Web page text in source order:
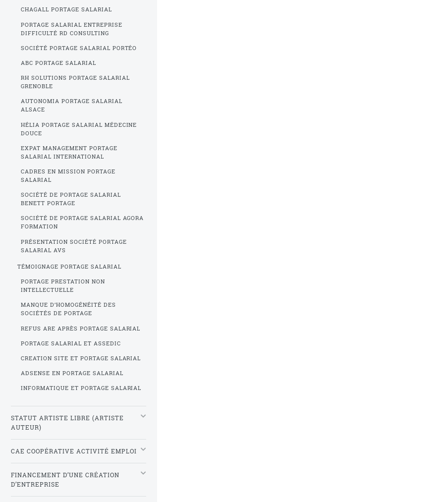
CHAGALL PORTAGE SALARIAL
PORTAGE SALARIAL ENTREPRISE
DIFFICULTÉ RD CONSULTING
SOCIÉTÉ PORTAGE SALARIAL PORTÉO
ABC PORTAGE SALARIAL
RH SOLUTIONS PORTAGE SALARIAL
GRENOBLE
AUTONOMIA PORTAGE SALARIAL
ALSACE
HÉLIA PORTAGE SALARIAL MÉDECINE
DOUCE
EXPAT MANAGEMENT PORTAGE
SALARIAL INTERNATIONAL
CADRES EN MISSION PORTAGE
SALARIAL
SOCIÉTÉ DE PORTAGE SALARIAL
BENETT PORTAGE
SOCIÉTÉ DE PORTAGE SALARIAL AGORA
FORMATION
PRÉSENTATION SOCIÉTÉ PORTAGE
SALARIAL AVS
TÉMOIGNAGE PORTAGE SALARIAL
PORTAGE PRESTATION NON
INTELLECTUELLE
MANQUE D’HOMOGÉNÉITÉ DES
SOCIÉTÉS DE PORTAGE
REFUS ARE APRÈS PORTAGE SALARIAL
PORTAGE SALARIAL ET ASSEDIC
CREATION SITE ET PORTAGE SALARIAL
ADSENSE EN PORTAGE SALARIAL
INFORMATIQUE ET PORTAGE SALARIAL
STATUT ARTISTE LIBRE (ARTISTE
AUTEUR)
CAE COOPÉRATIVE ACTIVITÉ EMPLOI
FINANCEMENT D’UNE CRÉATION
D’ENTREPRISE